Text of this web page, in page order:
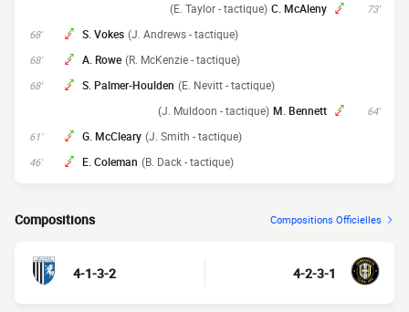
73'
C. McAleny
(E. Taylor - tactique)
68' S. Vokes (J. Andrews - tactique)
68' A. Rowe (R. McKenzie - tactique)
68' S. Palmer-Houlden (E. Nevitt - tactique)
64'
M. Bennett
(J. Muldoon - tactique)
61' G. McCleary (J. Smith - tactique)
46' E. Coleman (B. Dack - tactique)
Compositions Compositions Officielles
4-1-3-2 4-2-3-1